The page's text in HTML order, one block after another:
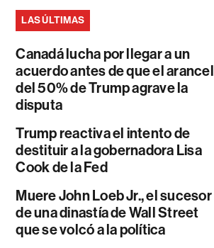
LAS ÚLTIMAS
Canadá lucha por llegar a un
acuerdo antes de que el arancel
del 50% de Trump agrave la
disputa
Trump reactiva el intento de
destituir a la gobernadora Lisa
Cook de la Fed
Muere John Loeb Jr., el sucesor
de una dinastía de Wall Street
que se volcó a la política